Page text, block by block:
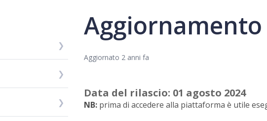
Aggiornamento
Aggiornato 2 anni fa
Data del rilascio: 01 agosto 2024
NB: prima di accedere alla piattaforma è utile